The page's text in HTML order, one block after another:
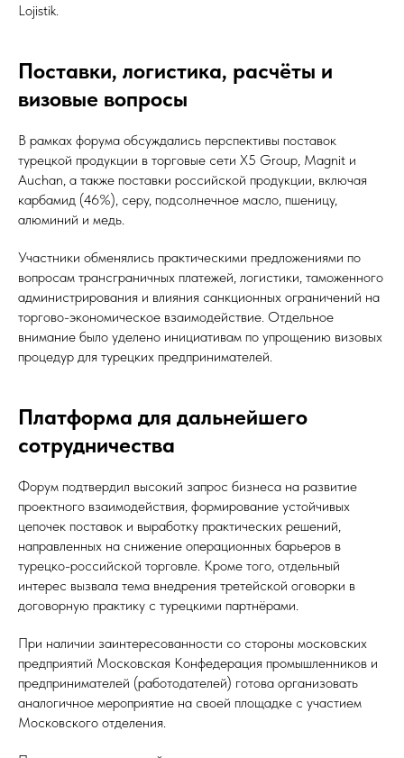
Lojistik.
Поставки, логистика, расчёты и
визовые вопросы
В рамках форума обсуждались перспективы поставок
турецкой продукции в торговые сети X5 Group, Magnit и
Auchan, а также поставки российской продукции, включая
карбамид (46%), серу, подсолнечное масло, пшеницу,
алюминий и медь.
Участники обменялись практическими предложениями по
вопросам трансграничных платежей, логистики, таможенного
администрирования и влияния санкционных ограничений на
торгово-экономическое взаимодействие. Отдельное
внимание было уделено инициативам по упрощению визовых
процедур для турецких предпринимателей.
Платформа для дальнейшего
сотрудничества
Форум подтвердил высокий запрос бизнеса на развитие
проектного взаимодействия, формирование устойчивых
цепочек поставок и выработку практических решений,
направленных на снижение операционных барьеров в
турецко-российской торговле. Кроме того, отдельный
интерес вызвала тема внедрения третейской оговорки в
договорную практику с турецкими партнёрами.
При наличии заинтересованности со стороны московских
предприятий Московская Конфедерация промышленников и
предпринимателей (работодателей) готова организовать
аналогичное мероприятие на своей площадке с участием
Московского отделения.